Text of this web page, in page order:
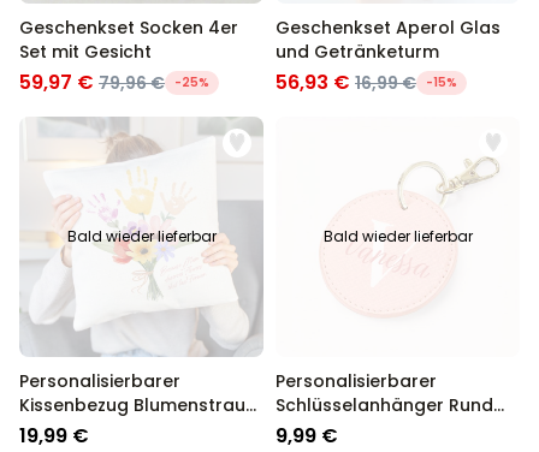
Geschenkset Socken 4er
Set mit Gesicht
59,97 € 79,96 € -25%
Geschenkset Aperol Glas
und Getränketurm
56,93 € 16,99 € -15%
Bald wieder lieferbar
Personalisierbarer
Kissenbezug Blumenstrauß
mit Handabdruck
19,99 €
Bald wieder lieferbar
Personalisierbarer
Schlüsselanhänger Rund
mit Monogramm
9,99 €